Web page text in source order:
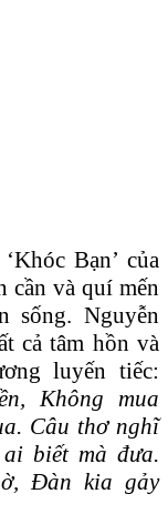
Bạn’ của
cần và quí mến
sống. Nguyễn
cả tâm hồn và
luyến tiếc:
Không mua
Câu thơ nghĩ
biết mà đưa.
Đàn kia gảy